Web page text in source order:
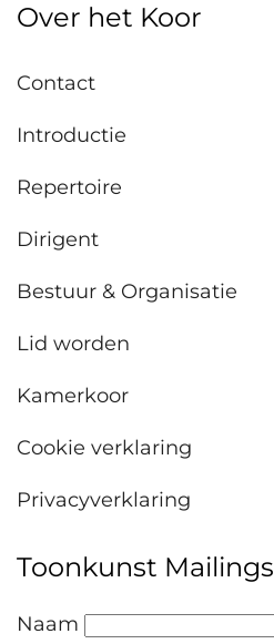
Over het Koor
Contact
Introductie
Repertoire
Dirigent
Bestuur & Organisatie
Lid worden
Kamerkoor
Cookie verklaring
Privacyverklaring
Toonkunst Mailings
Naam